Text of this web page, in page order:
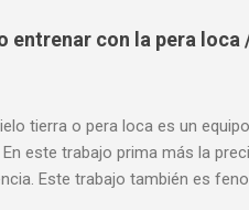
entrenar con la pera
tierra o pera loca es un
este trabajo prima más la
Este trabajo también es